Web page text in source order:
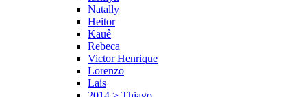
Natally
Heitor
Kauê
Rebeca
Victor Henrique
Lorenzo
Lais